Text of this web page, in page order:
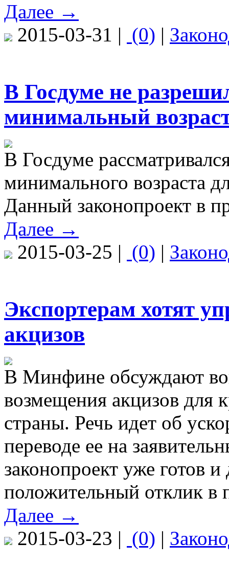
Далее →
2015-03-31 | (0) |
В Госдуме не
минимальный
В Госдуме
минимального возраста
Данный законопроект в
Далее →
2015-03-25 | (0) |
Экспортерам хотят
акцизов
В Минфине обсуждают
возмещения акцизов для
страны. Речь идет об
переводе ее на
законопроект уже готов
положительный отклик в
Далее →
2015-03-23 | (0) |